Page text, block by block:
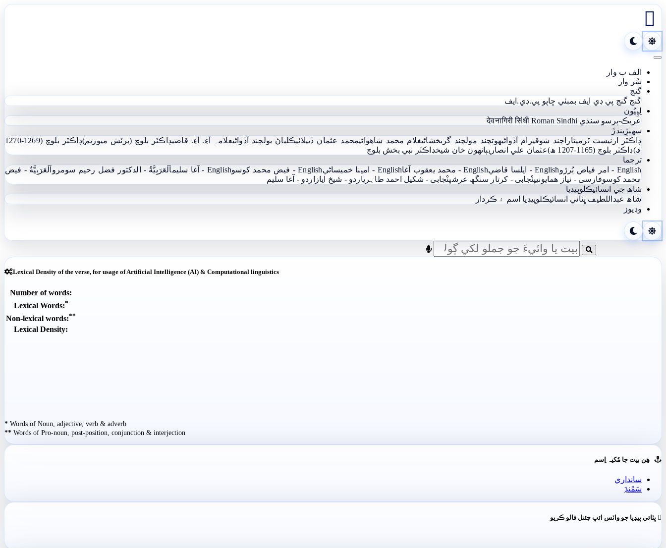

Toggle navigation
الف ب وار
سُر وار
گنج
گنج گنج پي ڊي ايف بمبئي ڇاپو پي.ڊي.ايف
لِپِيُون
عربڪ-پرسو سنڌي
देवनागिरी सिंधी Roman Sindhi
سھيڙِيندڙَ
ڊاڪٽر ارنيسٽ ٽرمپتاراچند شوقيرام آڏواڻيھوتچند مولچند گربخشاڻيغلام محمد شاھواڻيمحمد عثمان ڏيپلائيڪلياڻ بولچند آڏواڻيعلامہ آءِ. آءِ. قاضيڊاڪٽر بلوچ (برٽش ميوزيم)
ڊاڪٽر بلوچ (1269-1270
ھ)ڊاڪٽر بلوچ (1165-1207 ھ) عثمان علي انصاريٻانهون خان شيخڊاڪٽر نبي بخش بلوچ
ترجما
English - امر فياض ٻُرڙو
English - ايلسا قاضي English - محمد يعقوب آغا English - امينا خميساڻي English - فيض محمد کوسو English - آغا سليم اَلْعَرَبِيَّةُ - الدکتور فضل رحیم سومرو اَلْعَرَبِيَّةُ - فيض
محمد کوسوفارسی - نياز ھمايونيپنْجابی - کرتار سنگھ عرشپنْجابی - شکیل احمد طاہریاردو - شيخ اياز اردو - آغا سليم
شاھ جي انسائيڪلوپيڊيا
شاھ عبداللطيف ڀٽائي انسائيڪلوپيڊيا اسم ۽ ڪردار
وڊيوز
Lexical Density of the verse, for usage of Artificial Intelligence (AI) & Computational linguistics
Number of words:
Lexical Words:*
Non-lexical words:**
Lexical Density:
* Words of Noun, adjective, verb & adverb
** Words of Pro-noun, post-position, conjunction & interjection
ھِن بيت جا مُکيہ اِسم
سانداري
سَمُنڊَ
ڀٽائي پيڊيا جو واٽس ائپ چئنل فالو ڪريو